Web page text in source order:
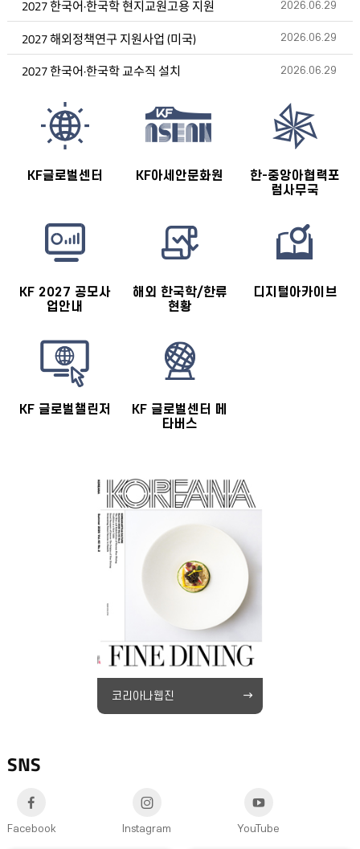
2027 한국어·한국학 현지교원고용 지원 2026.06.29
2027 해외정책연구 지원사업 (미국) 2026.06.29
2027 한국어·한국학 교수직 설치 2026.06.29
바로가기
KF글로벌센터 KF아세안문화원
한-중앙아협력포
럼사무국
KF 2027 공모사
업안내
해외 한국학/한류
현황
디지털아카이브
KF 글로벌챌린저
KF 글로벌센터 메
타버스
코리아나웹진
SNS
Facebook Instagram YouTube